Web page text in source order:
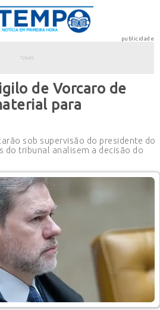
publicidade
de Vorcaro de
para
sob supervisão do presidente do
do tribunal analisem a decisão do